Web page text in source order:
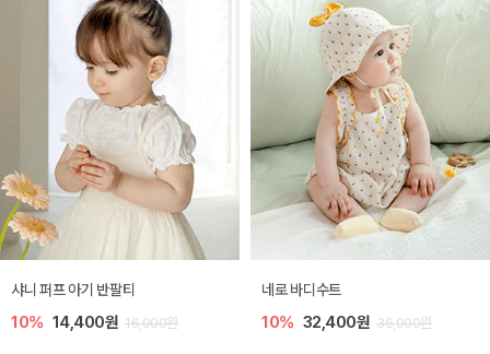
샤니 퍼프 아기 반팔티
10% 14,400원 16,000원
네로 바디수트
10% 32,400원 36,000원